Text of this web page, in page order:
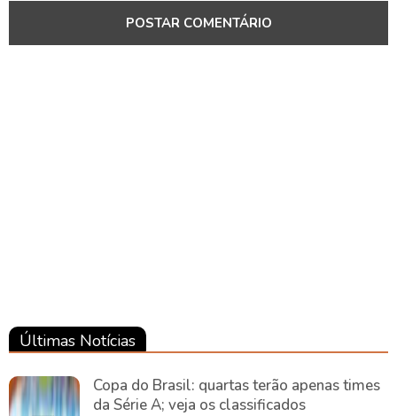
Últimas Notícias
Copa do Brasil: quartas terão apenas times
da Série A; veja os classificados